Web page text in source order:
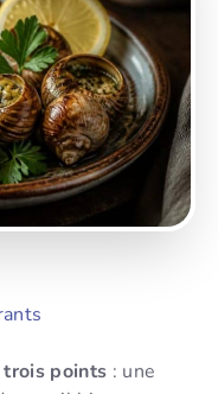
trois points : une